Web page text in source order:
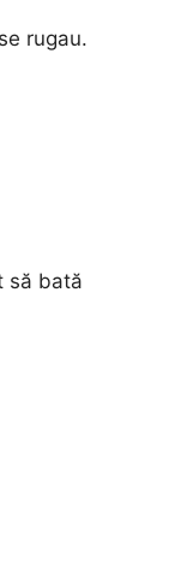
rugau.
să bată